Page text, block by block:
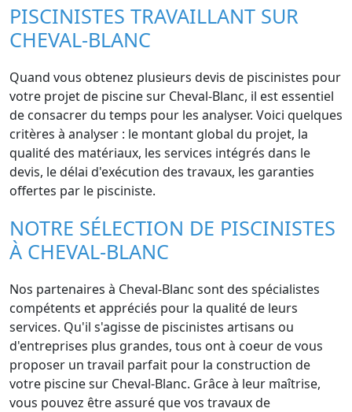
PISCINISTES TRAVAILLANT SUR
CHEVAL-BLANC
Quand vous obtenez plusieurs devis de piscinistes pour
votre projet de piscine sur Cheval-Blanc, il est essentiel
de consacrer du temps pour les analyser. Voici quelques
critères à analyser : le montant global du projet, la
qualité des matériaux, les services intégrés dans le
devis, le délai d'exécution des travaux, les garanties
offertes par le pisciniste.
NOTRE SÉLECTION DE PISCINISTES
À CHEVAL-BLANC
Nos partenaires à Cheval-Blanc sont des spécialistes
compétents et appréciés pour la qualité de leurs
services. Qu'il s'agisse de piscinistes artisans ou
d'entreprises plus grandes, tous ont à coeur de vous
proposer un travail parfait pour la construction de
votre piscine sur Cheval-Blanc. Grâce à leur maîtrise,
vous pouvez être assuré que vos travaux de